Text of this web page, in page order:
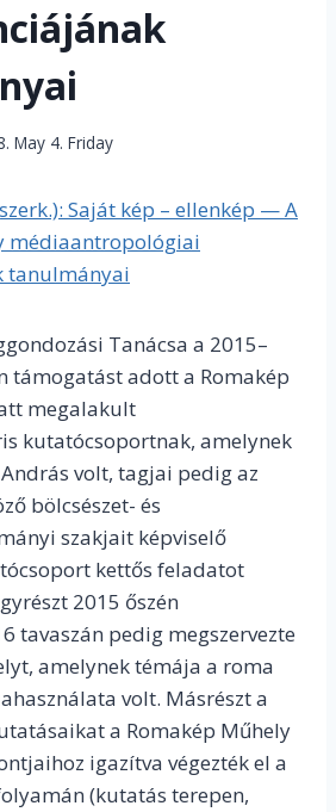
May 4. Friday
Saját kép – ellenkép — A
médiaantropológiai
tanulmányai
Tanácsa a 2015–
támogatást adott a Romakép
megalakult
kutatócsoportnak, amelynek
volt, tagjai pedig az
bölcsészet- és
szakjait képviselő
kettős feladatot
2015 őszén
tavaszán pedig megszervezte
amelynek témája a roma
volt. Másrészt a
a Romakép Műhely
igazítva végezték el a
(kutatás terepen,